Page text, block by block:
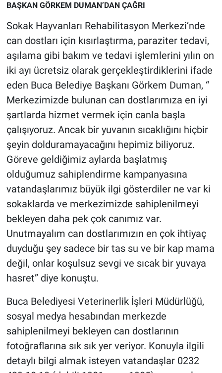
BAŞKAN GÖRKEM DUMAN’DAN ÇAĞRI
Sokak Hayvanları Rehabilitasyon Merkezi’nde
can dostları için kısırlaştırma, paraziter tedavi,
aşılama gibi bakım ve tedavi işlemlerini yılın on
iki ayı ücretsiz olarak gerçekleştirdiklerini ifade
eden Buca Belediye Başkanı Görkem Duman, “
Merkezimizde bulunan can dostlarımıza en iyi
şartlarda hizmet vermek için canla başla
çalışıyoruz. Ancak bir yuvanın sıcaklığını hiçbir
şeyin dolduramayacağını hepimiz biliyoruz.
Göreve geldiğimiz aylarda başlatmış
olduğumuz sahiplendirme kampanyasına
vatandaşlarımız büyük ilgi gösterdiler ne var ki
sokaklarda ve merkezimizde sahiplenilmeyi
bekleyen daha pek çok canımız var.
Unutmayalım can dostlarımızın en çok ihtiyaç
duyduğu şey sadece bir tas su ve bir kap mama
değil, onlar koşulsuz sevgi ve sıcak bir yuvaya
hasret” diye konuştu.
Buca Belediyesi Veterinerlik İşleri Müdürlüğü,
sosyal medya hesabından merkezde
sahiplenilmeyi bekleyen can dostlarının
fotoğraflarına sık sık yer veriyor. Konuyla ilgili
detaylı bilgi almak isteyen vatandaşlar 0232
Sağlık
Spor
Teknoloji
Türkiye'nin Geleceği
Türkiye'nin Gündemi
Yerel Gündem
Yerel Yaşam
Canlı Yayın